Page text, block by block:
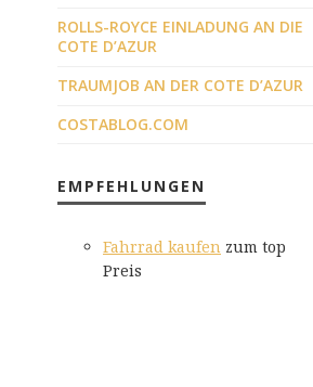
ROLLS-ROYCE EINLADUNG AN DIE
COTE D’AZUR
TRAUMJOB AN DER COTE D’AZUR
COSTABLOG.COM
EMPFEHLUNGEN
Fahrrad kaufen zum top
Preis